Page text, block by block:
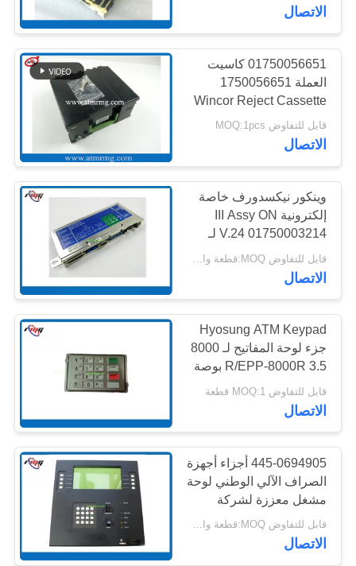
مراقبة
الجودة
اتصل
أخبار
القضايا
اطلب
عرض
أسعار
خريطة
الموقع
سياسة
الخصوصية
قطع غيار أجهزة
الصراف الآلي وينكور
959
نكر أتم بارتس
1661
أجزاء أجهزة الصراف
الآلي نمد
217
الاتصال
01750056651 كاسيت
العملة 1750056651
Wincor Reject Cassette
قابل للتفاوض MOQ:1pcs
الاتصال
وينكور نيكسدورف خاصة
إلكترونية III Assy ON
V.24 01750003214 لـ
ProCash 2050xe أجزاء
آلات الصراف الآلي
الاتصال
Hyosung ATM Keypad
جزء لوحة المفاتيح لـ 8000
R/EPP-8000R 3.5 بوصة
شاشة لمس سعة أجزاء
أرقام 7130020100
قابل للتفاوض MOQ:1 قطعة
الاتصال
445-0694905 أجزاء أجهزة
الصراف الآلي الوطني لوحة
مشغل معززة لشركة
NCR 5886 5887 56xx
445-0606916
4450694905
قابل للتفاوض MOQ:قطعة واحدة
الاتصال